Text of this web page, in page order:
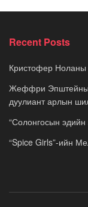
Recent Posts
Кристофер Ноланы
Жеффри Эпштейны
дуулиант арлын
“Солонгосын эдийн
“Spice Girls”-ийн